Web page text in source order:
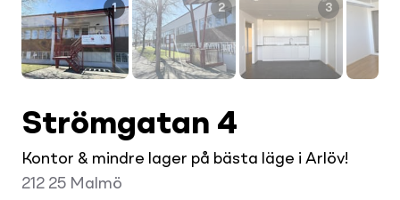
1 2 3
Strömgatan 4
Kontor & mindre lager på bästa läge i Arlöv!
212 25 Malmö